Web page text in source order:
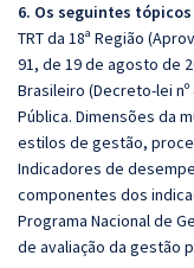
6. Os seguintes
TRT da 18ª Região
91, de 19 de agosto de
Brasileiro (Decreto-lei
Pública. Dimensões da
estilos de gestão,
Indicadores de
componentes dos
Programa Nacional de
de avaliação da gestão